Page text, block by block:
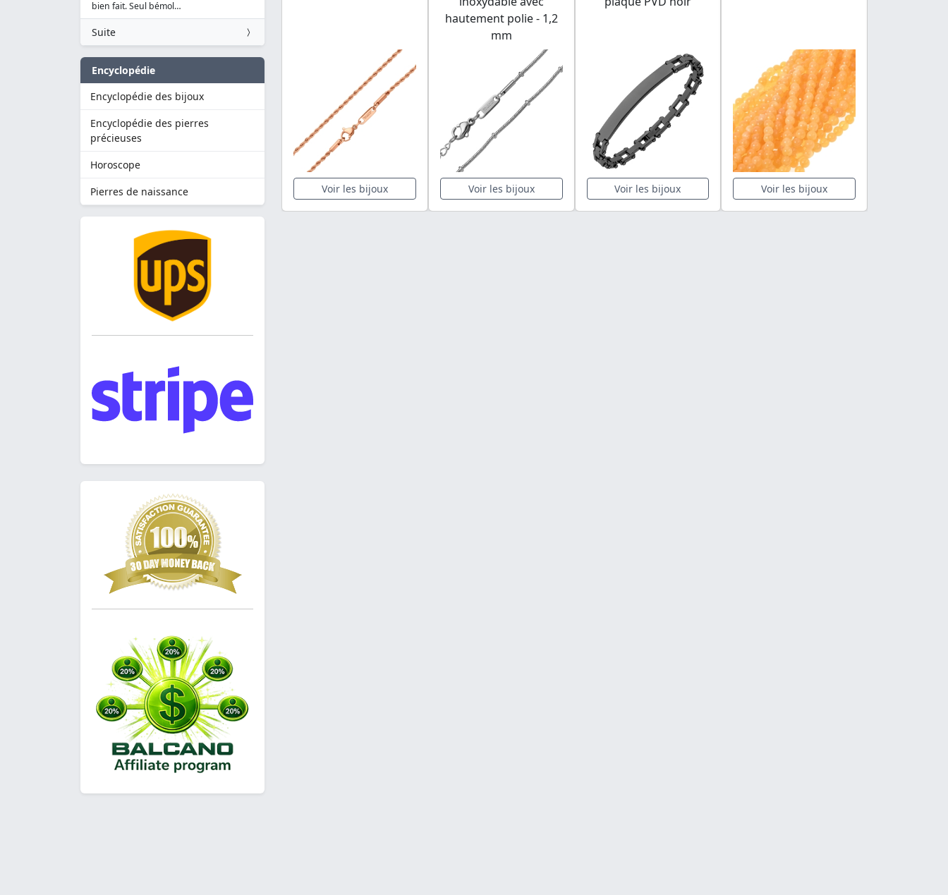
bien fait. Seul bémol…
Suite
Encyclopédie
Encyclopédie des bijoux
Encyclopédie des pierres
précieuses
Horoscope
Pierres de naissance
Voir les bijoux
hautement polie - 1,2
mm
Voir les bijoux Voir les bijoux Voir les bijoux